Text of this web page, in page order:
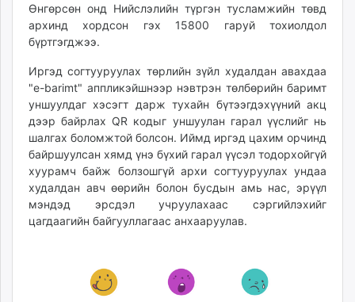
fact.mn
itoim.mn
tumen.mn
shuum.mn
times.mn
tvmongolia.mn
mass.mn
unegui.mn
assa.mn
toim.mn
tac.mn
paparazzi.mn
Өнгөрсөн онд Нийслэлийн түргэн тусламжийн төвд
архинд хордсон гэх 15800 гаруй тохиолдол
бүртгэгджээ.
Иргэд согтууруулах төрлийн зүйл худалдан авахдаа
"e-barimt" аппликэйшнээр нэвтрэн төлбөрийн баримт
уншуулдаг хэсэгт дарж тухайн бүтээгдэхүүний акц
дээр байрлах QR кодыг уншуулан гарал үүслийг нь
шалгах боломжтой болсон. Иймд иргэд цахим орчинд
байршуулсан хямд үнэ бүхий гарал үүсэл тодорхойгүй
хуурамч байж болзошгүй архи согтууруулах ундаа
худалдан авч өөрийн болон бусдын амь нас, эрүүл
мэндэд эрсдэл учруулахаас сэргийлэхийг
цагдаагийн байгууллагаас анхааруулав.